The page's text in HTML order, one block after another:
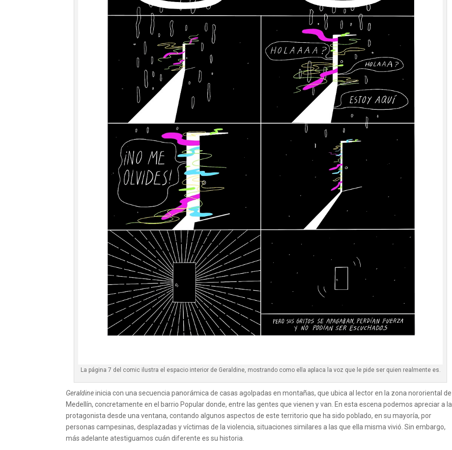
La página 7 del comic ilustra el espacio interior de Geraldine, mostrando como ella aplaca la voz que le pide ser quien realmente es.
Geraldineinicia con una secuencia panorámica de casas agolpadas en montañas, que ubica al lector en la zona nororiental de
Medellín, concretamente en el barrio Popular donde, entre las gentes que vienen y van. En esta escena podemos apreciar a la
protagonista desde una ventana, contando algunos aspectos de este territorio que ha sido poblado, en su mayoría, por
personas campesinas, desplazadas y víctimas de la violencia, situaciones similares a las que ella misma vivió. Sin embargo,
más adelante atestiguamos cuán diferente es su historia.